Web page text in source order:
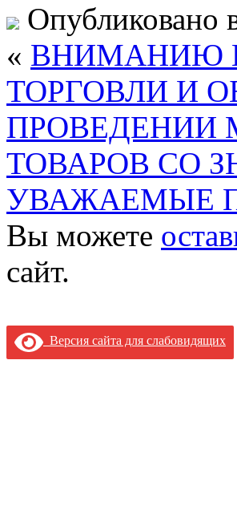
Опубликовано
« ВНИМАНИЮ
ТОРГОВЛИ И
ПРОВЕДЕНИИ
ТОВАРОВ СО
УВАЖАЕМЫЕ
Вы можете
сайт.
Версия сайта для слабовидящих